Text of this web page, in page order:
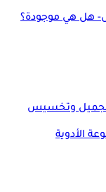
هل هي موجودة؟
وتخسيس
الأدوية